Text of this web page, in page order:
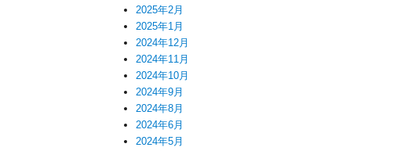
2025年2月
2025年1月
2024年12月
2024年11月
2024年10月
2024年9月
2024年8月
2024年6月
2024年5月